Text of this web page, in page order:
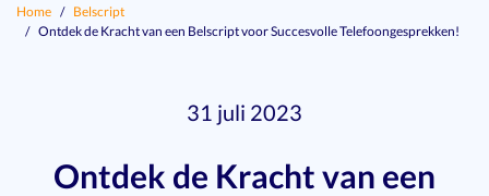
Home
Belscript
Ontdek de Kracht van een Belscript voor Succesvolle Telefoongesprekken!
31 juli 2023
Ontdek de Kracht van een